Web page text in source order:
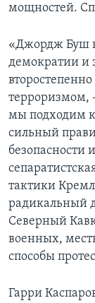
мощностей.
«Джордж Буш
демократии и
терроризмом, -
мы подходим
сильный
безопасности
тактики
радикальный
Северный
военных,
способы
Гарри